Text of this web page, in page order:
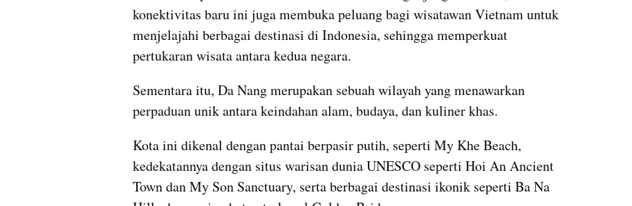
konektivitas baru ini juga membuka peluang bagi wisatawan Vietnam untuk
menjelajahi berbagai destinasi di Indonesia, sehingga memperkuat
pertukaran wisata antara kedua negara.
Sementara itu, Da Nang merupakan sebuah wilayah yang menawarkan
perpaduan unik antara keindahan alam, budaya, dan kuliner khas.
Kota ini dikenal dengan pantai berpasir putih, seperti My Khe Beach,
kedekatannya dengan situs warisan dunia UNESCO seperti Hoi An Ancient
Town dan My Son Sanctuary, serta berbagai destinasi ikonik seperti Ba Na